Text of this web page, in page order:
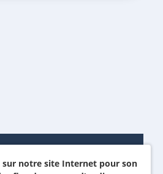
sur notre site Internet pour son